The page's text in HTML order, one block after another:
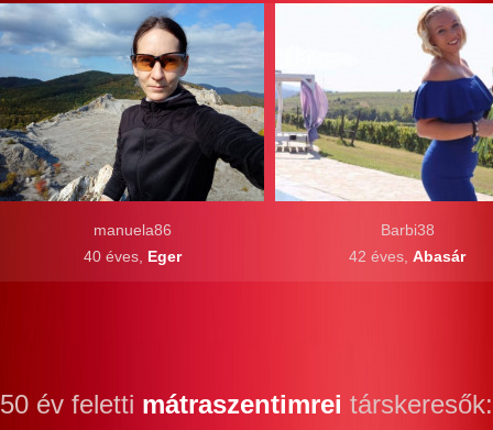
manuela86
40 éves, Eger
Barbi38
42 éves, Abasár
50 év feletti mátraszentimrei társkeresők: